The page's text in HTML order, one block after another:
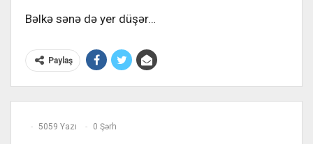
Bəlkə sənə də yer düşər…
Paylaş
5059 Yazı 0 Şərh